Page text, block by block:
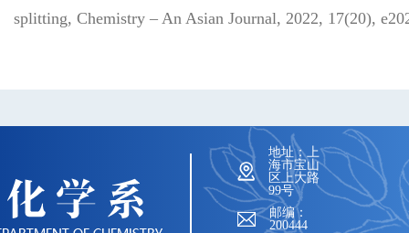
splitting, Chemistry – An Asian Journal, 2022, 17(20),
地址：上
海市宝山
区上大路
99号
邮编：
200444